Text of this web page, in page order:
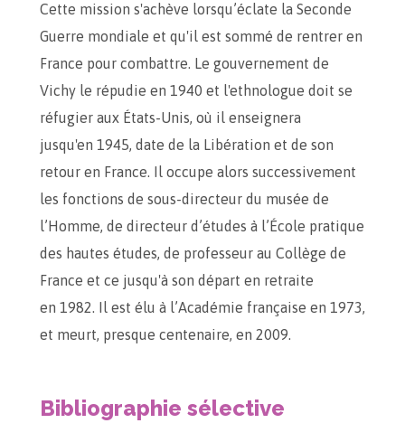
Cette mission s'achève lorsqu’éclate la Seconde
Guerre mondiale et qu'il est sommé de rentrer en
France pour combattre. Le gouvernement de
Vichy le répudie en 1940 et l'ethnologue doit se
réfugier aux États-Unis, où il enseignera
jusqu'en 1945, date de la Libération et de son
retour en France. Il occupe alors successivement
les fonctions de sous-directeur du musée de
l’Homme, de directeur d’études à l’École pratique
des hautes études, de professeur au Collège de
France et ce jusqu'à son départ en retraite
en 1982. Il est élu à l’Académie française en 1973,
et meurt, presque centenaire, en 2009.
Bibliographie sélective